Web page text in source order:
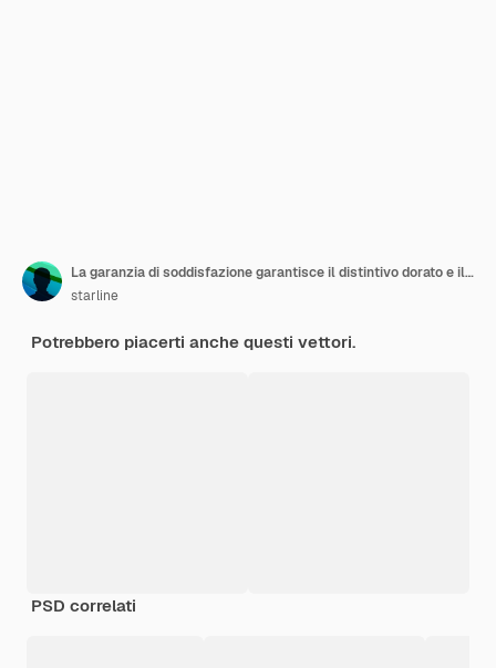
La garanzia di soddisfazione garantisce il distintivo dorato e il design vettoriale dell'etichetta
starline
Potrebbero piacerti anche questi vettori.
PSD correlati